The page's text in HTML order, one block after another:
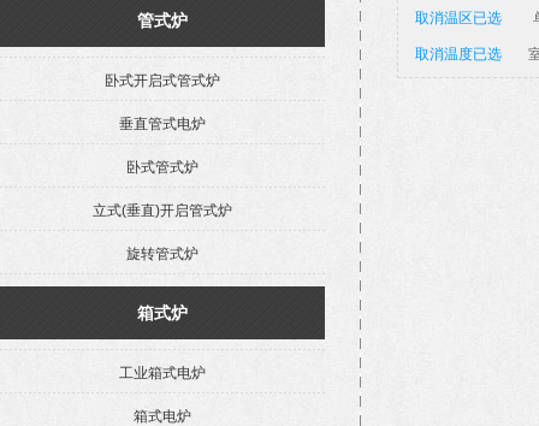
管式炉
卧式开启式管式炉
垂直管式电炉
卧式管式炉
立式(垂直)开启管式炉
旋转管式炉
箱式炉
工业箱式电炉
箱式电炉
取消温区已选
取消温度已选